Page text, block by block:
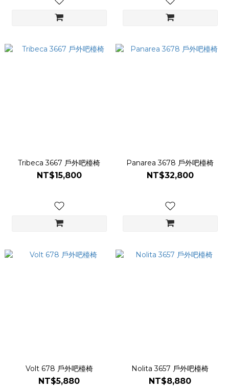
Tribeca 3667 戶外吧檯椅
NT$15,800
Panarea 3678 戶外吧檯椅
NT$32,800
Volt 678 戶外吧檯椅
NT$5,880
Nolita 3657 戶外吧檯椅
NT$8,880